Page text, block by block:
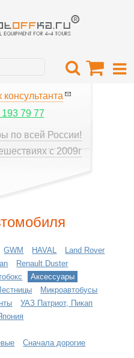
консультанта
79 77
по всей России!
с 2009г
GWM HAVAL
Land Rover
Renault Duster
Аксессуары
Микроавтобусы
УАЗ Патриот, Пикап
Сначала дорогие